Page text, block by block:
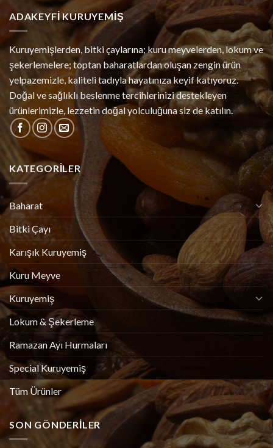
ADAKEYFI KURUYEMIŞ
Kuruyemişlerden, bitki çaylarına; kuru meyvelerden, lokum ve
şekerlemelere; toptan baharatlardan oluşan zengin ürün
yelpazemizle, kaliteli tadıyla hayatınıza keyif katıyoruz.
Doğal ve sağlıklı beslenme tercihlerinizi destekleyen
ürünlerimizle, lezzetin doğal yolculuğuna siz de katılın.
KATEGORILER
Baharat
Bitki Çayı
Karışık Kuruyemiş
Kuru Meyve
Kuruyemiş
Lokum & Şekerleme
Ramazan Ayı Hurmaları
Special Kuruyemiş
Tüm Ürünler
SON GÖNDERILER